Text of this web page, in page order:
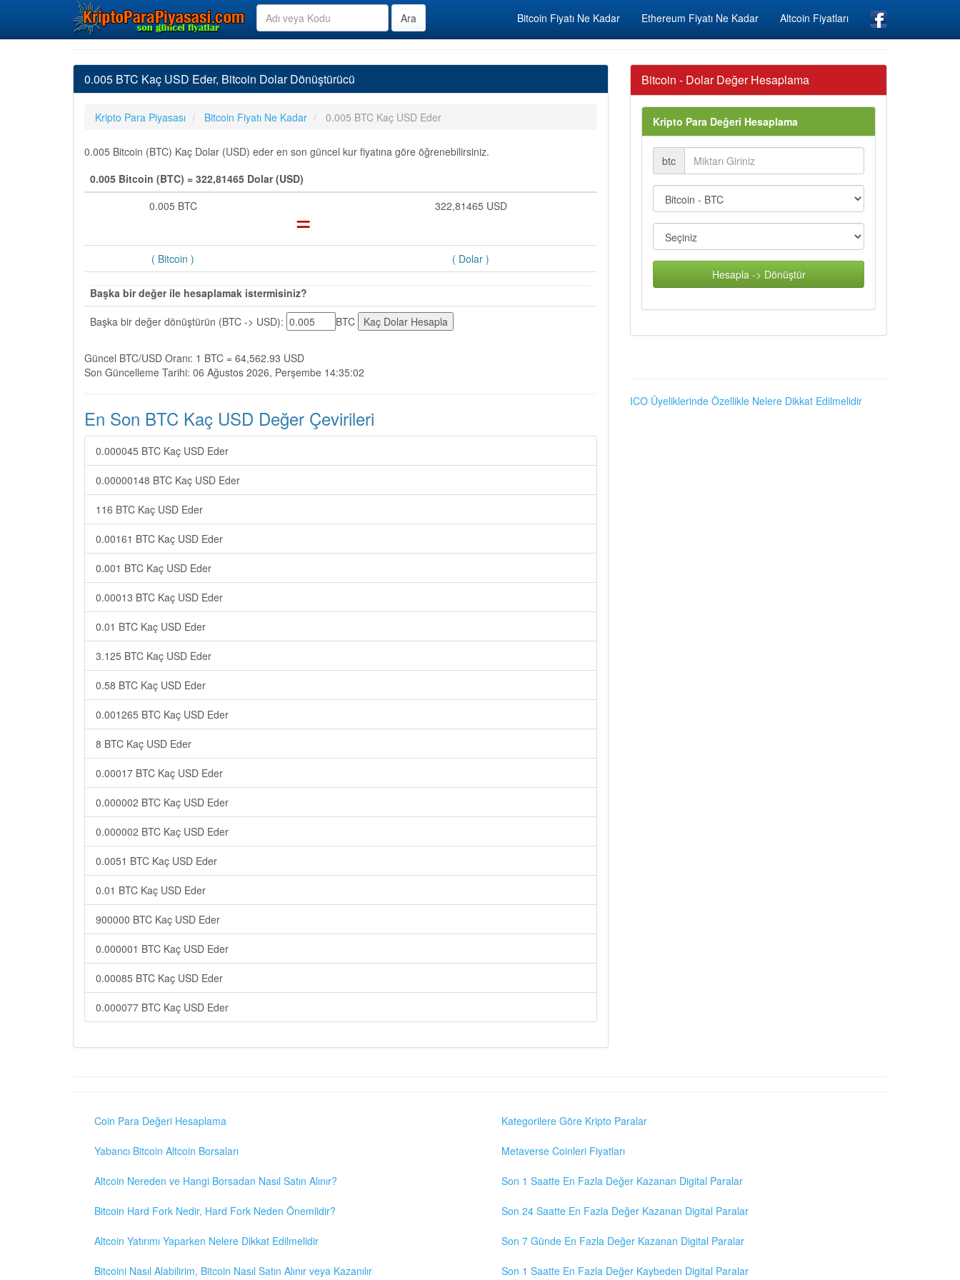
Bitcoin Fiyatı Ne Kadar Ethereum Fiyatı Ne Kadar Altcoin Fiyatları
0.005 BTC Kaç USD Eder, Bitcoin Dolar Dönüştürücü
Kripto Para Piyasası Bitcoin Fiyatı Ne Kadar 0.005 BTC Kaç USD Eder
0.005 Bitcoin (BTC) Kaç Dolar (USD) eder en son güncel kur fiyatına göre öğrenebilirsiniz.
0.005 Bitcoin (BTC) = 322,81465 Dolar (USD)
0.005 BTC
= 322,81465 USD
( Bitcoin ) ( Dolar )
Başka bir değer ile hesaplamak istermisiniz?
Başka bir değer dönüştürün (BTC -> USD):
BTC
Güncel BTC/USD Oranı: 1 BTC = 64,562.93 USD
Son Güncelleme Tarihi: 06 Ağustos 2026, Perşembe 14:35:02
En Son BTC Kaç USD Değer Çevirileri
0.000045 BTC Kaç USD Eder
0.00000148 BTC Kaç USD Eder
116 BTC Kaç USD Eder
0.00161 BTC Kaç USD Eder
0.001 BTC Kaç USD Eder
0.00013 BTC Kaç USD Eder
0.01 BTC Kaç USD Eder
3.125 BTC Kaç USD Eder
0.58 BTC Kaç USD Eder
0.001265 BTC Kaç USD Eder
8 BTC Kaç USD Eder
0.00017 BTC Kaç USD Eder
0.000002 BTC Kaç USD Eder
0.000002 BTC Kaç USD Eder
0.0051 BTC Kaç USD Eder
0.01 BTC Kaç USD Eder
900000 BTC Kaç USD Eder
0.000001 BTC Kaç USD Eder
0.00085 BTC Kaç USD Eder
0.000077 BTC Kaç USD Eder
Bitcoin - Dolar Değer Hesaplama
Kripto Para Değeri Hesaplama
btc
Hesapla -> Dönüştür
ICO Üyeliklerinde Özellikle Nelere Dikkat Edilmelidir
Coin Para Değeri Hesaplama
Yabancı Bitcoin Altcoin Borsaları
Altcoin Nereden ve Hangi Borsadan Nasıl Satın Alınır?
Bitcoin Hard Fork Nedir, Hard Fork Neden Önemlidir?
Altcoin Yatırımı Yaparken Nelere Dikkat Edilmelidir
Bitcoini Nasıl Alabilirim, Bitcoin Nasıl Satın Alınır veya Kazanılır
Kategorilere Göre Kripto Paralar
Metaverse Coinleri Fiyatları
Son 1 Saatte En Fazla Değer Kazanan Digital Paralar
Son 24 Saatte En Fazla Değer Kazanan Digital Paralar
Son 7 Günde En Fazla Değer Kazanan Digital Paralar
Son 1 Saatte En Fazla Değer Kaybeden Digital Paralar